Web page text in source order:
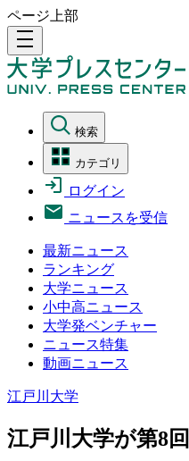
ページ上部
density_medium
検索
カテゴリ
ログイン
ニュースを受信
最新ニュース
ランキング
大学ニュース
小中高ニュース
大学発ベンチャー
ニュース特集
動画ニュース
江戸川大学
江戸川大学が第8